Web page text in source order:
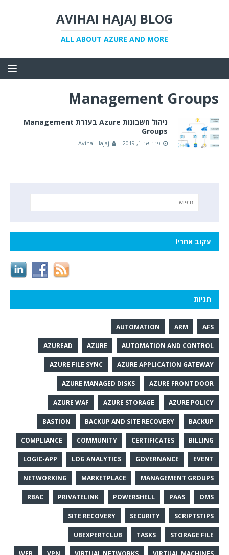
AVIHAI HAJAJ BLOG
ALL ABOUT AZURE AND MORE
Management Groups
ניהול חשבונות Azure בעזרת Management
Groups
פברואר 1, 2019 Avihai Hajaj
עקוב אחרי!
תגיות
AFS
ARM
AUTOMATION
AUTOMATION AND CONTROL
AZURE
AZUREAD
AZURE APPLICATION GATEWAY
AZURE FILE SYNC
AZURE FRONT DOOR
AZURE MANAGED DISKS
AZURE POLICY
AZURE STORAGE
AZURE WAF
BACKUP
BACKUP AND SITE RECOVERY
BASTION
BILLING
CERTIFICATES
COMMUNITY
COMPLIANCE
EVENT
GOVERNANCE
LOG ANALYTICS
LOGIC-APP
MANAGEMENT GROUPS
MARKETPLACE
NETWORKING
OMS
PAAS
POWERSHELL
PRIVATELINK
RBAC
SCRIPTSTIPS
SECURITY
SITE RECOVERY
STORAGE FILE
TASKS
UBEXPERTCLUB